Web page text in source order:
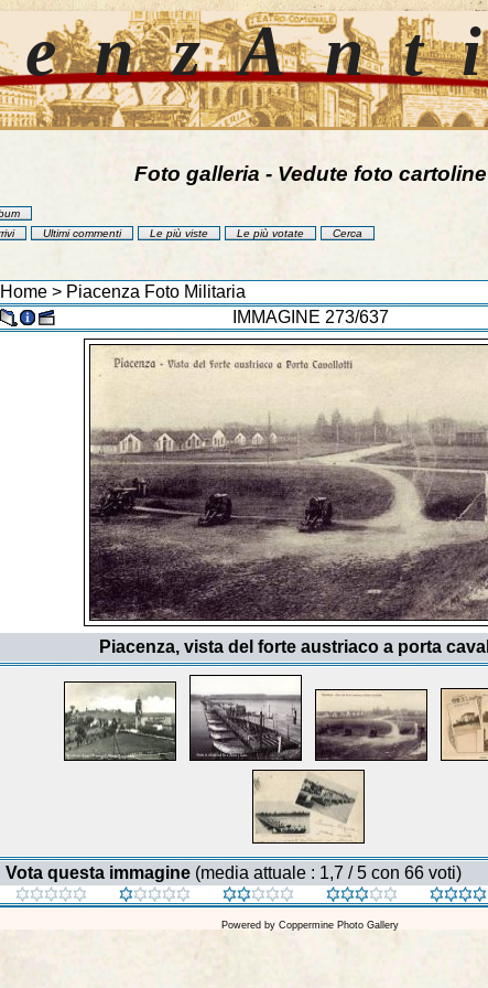
Foto galleria - Vedute foto cartoline
Ultimi commenti Le più viste Le più votate Cerca
Home> Piacenza Foto Militaria
IMMAGINE 273/637
Piacenza, vista del forte austriaco a porta
Vota questa immagine(media attuale : 1,7 / 5 con 66 voti)
Powered by Coppermine Photo Gallery